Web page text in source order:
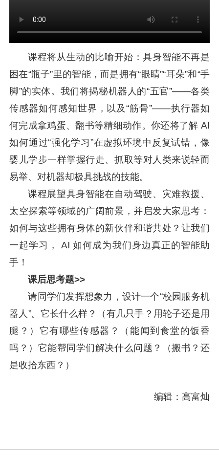
课程将从生动的比喻开始：具身智能不再是
困在“瓶子”里的智能，而是拥有“眼睛”“耳朵”和“手
脚”的实体。我们将揭秘机器人的“五官”——各类
传感器如何感知世界，以及“筋骨”——执行器如
何完成拿鸡蛋、翻书等精细动作。你还将了解 AI
如何通过“强化学习”在虚拟环境中反复试错，像
婴儿学步一样掌握行走、抓取等对人类来说轻而
易举、对机器却极具挑战的技能。
课程展望具身智能在自动驾驶、灾难救援、
太空探索等领域的广阔前景，并启发大家思考：
如何与这些拥有身体的新伙伴和谐共处？让我们
一起学习， AI 如何成为我们身边真正的智能助
手！
课后思考题>>
请同学们发挥想象力，设计一个“校园服务机
器人”。它长什么样？（有几只手？用轮子还是用
腿？）它有哪些传感器？（能闻到食堂的饭香
吗？）它能帮同学们解决什么问题？（搬书？还
是收拾东西？）
编辑：高富灿